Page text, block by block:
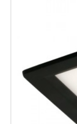
Панели ПВХ
Профнастил,
Вентиляция
Декоративные